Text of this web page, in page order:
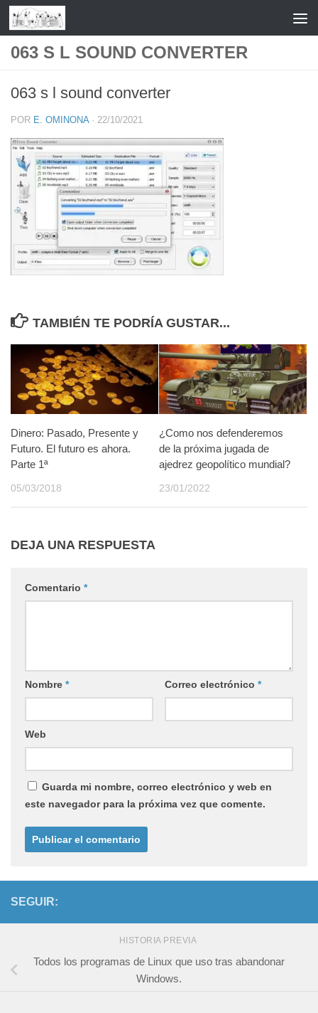
Saltar al contenido
063 S L SOUND CONVERTER
063 s l sound converter
POR E. OMINONA · 22/10/2021
TAMBIÉN TE PODRÍA GUSTAR...
Dinero: Pasado, Presente y
Futuro. El futuro es ahora.
Parte 1ª
05/03/2018
¿Como nos defenderemos
de la próxima jugada de
ajedrez geopolítico mundial?
23/01/2022
DEJA UNA RESPUESTA
Comentario *
Nombre * Correo electrónico *
Web
Guarda mi nombre, correo electrónico y web en
este navegador para la próxima vez que comente.
SEGUIR:
HISTORIA PREVIA
Todos los programas de Linux que uso tras abandonar
Windows.